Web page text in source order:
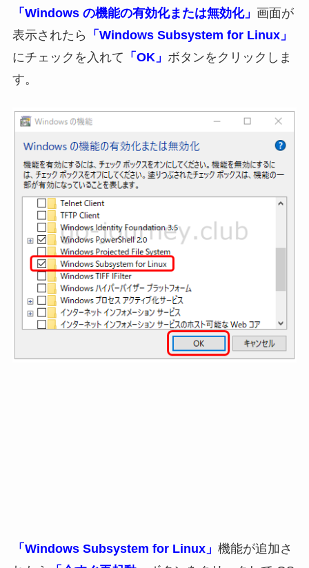
「Windows の機能の有効化または無効化」 画面が
表示されたら
「Windows Subsystem for Linux」
にチェックを入れて 「OK」 ボタンをクリックしま
す。
「Windows Subsystem for Linux」 機能が追加さ